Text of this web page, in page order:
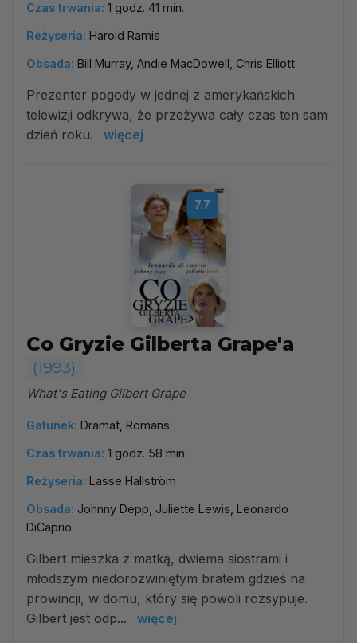
Czas trwania: 1 godz. 41 min.
Reżyseria: Harold Ramis
Obsada: Bill Murray, Andie MacDowell, Chris Elliott
Prezenter pogody w jednej z amerykańskich
telewizji odkrywa, że przeżywa cały czas ten sam
dzień roku.
więcej
7.7
Co Gryzie Gilberta Grape'a
(1993)
What's Eating Gilbert Grape
Gatunek: Dramat, Romans
Czas trwania: 1 godz. 58 min.
Reżyseria: Lasse Hallström
Obsada: Johnny Depp, Juliette Lewis, Leonardo
DiCaprio
Gilbert mieszka z matką, dwiema siostrami i
młodszym niedorozwiniętym bratem gdzieś na
prowincji, w domu, który się powoli rozsypuje.
Gilbert jest odp...
więcej